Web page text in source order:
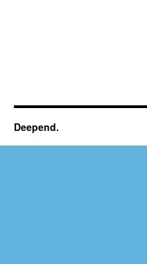
Deepend.